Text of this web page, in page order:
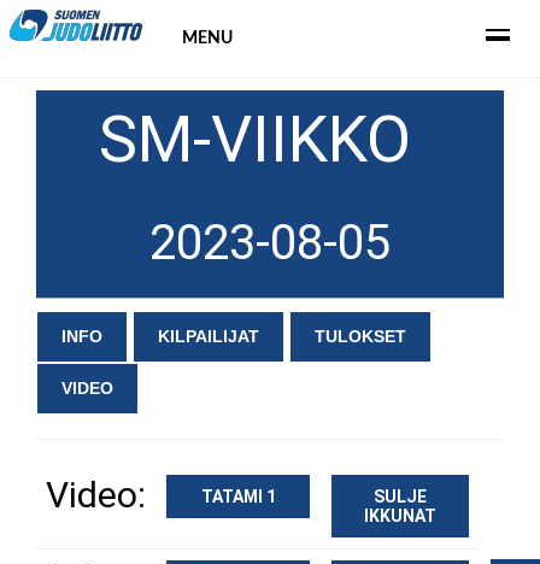
MENU
SM-VIIKKO
2023-08-05
INFO KILPAILIJAT TULOKSET
VIDEO
Video: TATAMI 1
SULJE
IKKUNAT